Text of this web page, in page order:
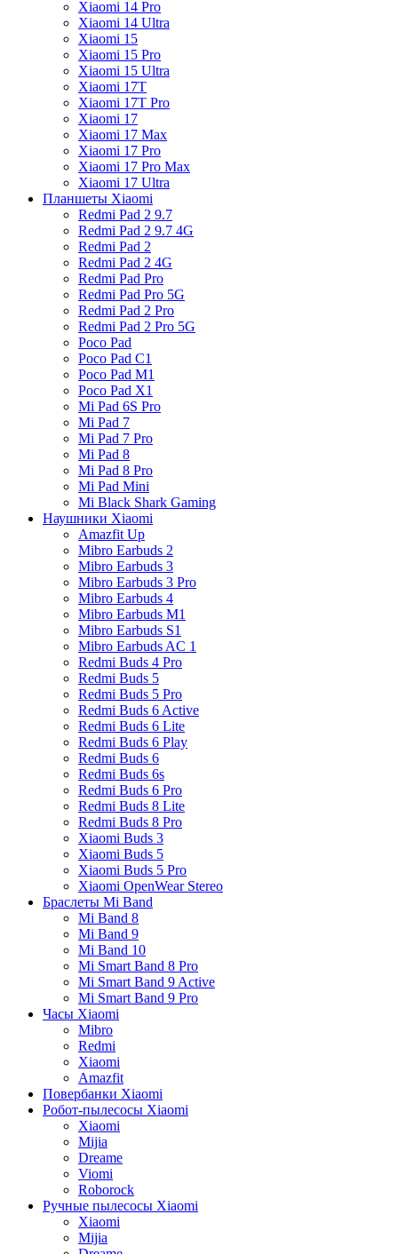
Xiaomi 14 Pro
Xiaomi 14 Ultra
Xiaomi 15
Xiaomi 15 Pro
Xiaomi 15 Ultra
Xiaomi 17T
Xiaomi 17T Pro
Xiaomi 17
Xiaomi 17 Max
Xiaomi 17 Pro
Xiaomi 17 Pro Max
Xiaomi 17 Ultra
Планшеты Xiaomi
Redmi Pad 2 9.7
Redmi Pad 2 9.7 4G
Redmi Pad 2
Redmi Pad 2 4G
Redmi Pad Pro
Redmi Pad Pro 5G
Redmi Pad 2 Pro
Redmi Pad 2 Pro 5G
Poco Pad
Poco Pad C1
Poco Pad M1
Poco Pad X1
Mi Pad 6S Pro
Mi Pad 7
Mi Pad 7 Pro
Mi Pad 8
Mi Pad 8 Pro
Mi Pad Mini
Mi Black Shark Gaming
Наушники Xiaomi
Amazfit Up
Mibro Earbuds 2
Mibro Earbuds 3
Mibro Earbuds 3 Pro
Mibro Earbuds 4
Mibro Earbuds M1
Mibro Earbuds S1
Mibro Earbuds AC 1
Redmi Buds 4 Pro
Redmi Buds 5
Redmi Buds 5 Pro
Redmi Buds 6 Active
Redmi Buds 6 Lite
Redmi Buds 6 Play
Redmi Buds 6
Redmi Buds 6s
Redmi Buds 6 Pro
Redmi Buds 8 Lite
Redmi Buds 8 Pro
Xiaomi Buds 3
Xiaomi Buds 5
Xiaomi Buds 5 Pro
Xiaomi OpenWear Stereo
Браслеты Mi Band
Mi Band 8
Mi Band 9
Mi Band 10
Mi Smart Band 8 Pro
Mi Smart Band 9 Active
Mi Smart Band 9 Pro
Часы Xiaomi
Mibro
Redmi
Xiaomi
Amazfit
Повербанки Xiaomi
Робот-пылесосы Xiaomi
Xiaomi
Mijia
Dreame
Viomi
Roborock
Ручные пылесосы Xiaomi
Xiaomi
Mijia